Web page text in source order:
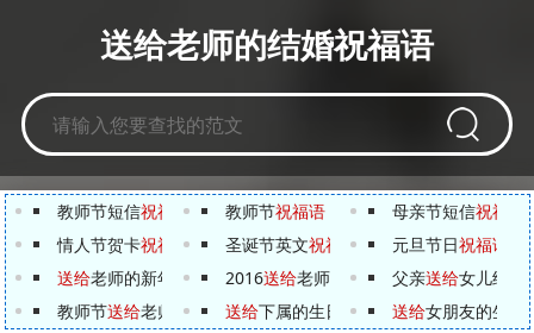
送给老师的结婚祝福语
教师节短信祝福语 集锦 教师节祝福语 母亲节短信祝福语
情人节贺卡祝福语 圣诞节英文祝福语 汇总 元旦节日祝福语
送给老师的新年 祝福语 89句
2016送给老师的感恩节贺词【英文版】
父亲送给女儿结婚
教师节送给老师的 祝福语短信
送给下属的生日 祝福语 送给女朋友的生日